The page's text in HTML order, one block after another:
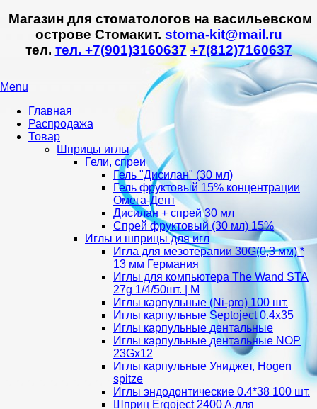
Магазин для стоматологов на васильевском
острове Стомакит. stoma-kit@mail.ru
тел. тел. +7(901)3160637 +7(812)7160637
Menu
Главная
Распродажа
Товар
Шприцы иглы
Гели, спреи
Гель "Дисилан" (30 мл)
Гель фруктовый 15% концентрации
Омега-Дент
Дисилан + спрей 30 мл
Спрей фруктовый (30 мл) 15%
Иглы и шприцы для игл
Игла для мезотерапии 30G(0,3 мм) *
13 мм Германия
Иглы для компьютера The Wand STA
27g 1/4/50шт. | M
Иглы карпульные (Ni-pro) 100 шт.
Иглы карпульные Septoject 0.4х35
Иглы карпульные дентальные
Иглы карпульные дентальные NOP
23Gх12
Иглы карпульные Униджет, Hogen
spitze
Иглы эндодонтические 0.4*38 100 шт.
Шприц Ergoject 2400 A,для